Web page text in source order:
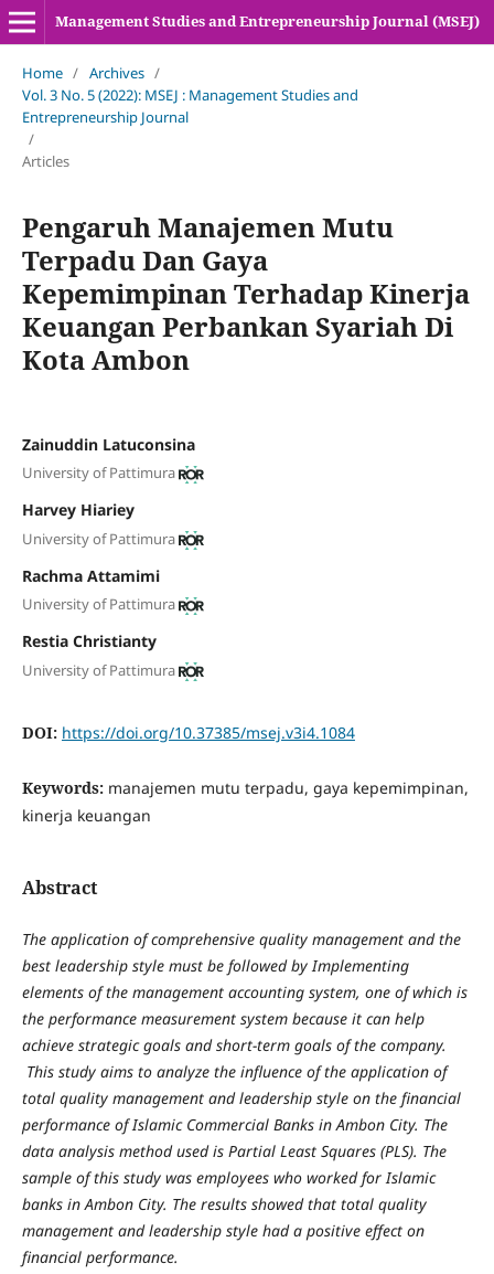
Management Studies and Entrepreneurship Journal (MSEJ)
Home / Archives /
Vol. 3 No. 5 (2022): MSEJ : Management Studies and
Entrepreneurship Journal
/
Articles
Pengaruh Manajemen Mutu
Terpadu Dan Gaya
Kepemimpinan Terhadap Kinerja
Keuangan Perbankan Syariah Di
Kota Ambon
Zainuddin Latuconsina
University of Pattimura
Harvey Hiariey
University of Pattimura
Rachma Attamimi
University of Pattimura
Restia Christianty
University of Pattimura
DOI: https://doi.org/10.37385/msej.v3i4.1084
Keywords: manajemen mutu terpadu, gaya kepemimpinan,
kinerja keuangan
Abstract
The application of comprehensive quality management and the
best leadership style must be followed by Implementing
elements of the management accounting system, one of which is
the performance measurement system because it can help
achieve strategic goals and short-term goals of the company.
This study aims to analyze the influence of the application of
total quality management and leadership style on the financial
performance of Islamic Commercial Banks in Ambon City. The
data analysis method used is Partial Least Squares (PLS). The
sample of this study was employees who worked for Islamic
banks in Ambon City. The results showed that total quality
management and leadership style had a positive effect on
financial performance.